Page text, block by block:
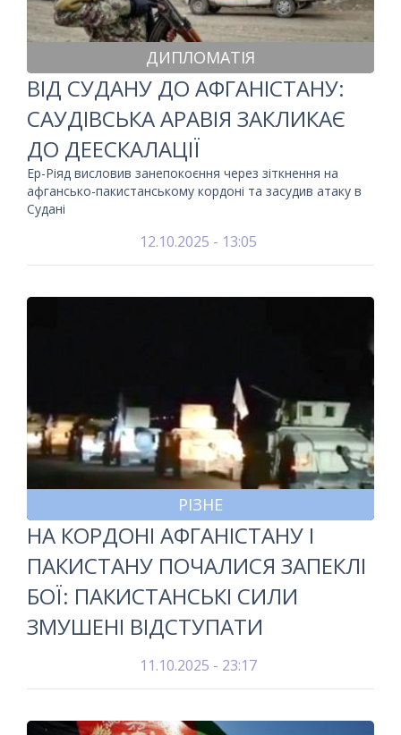
ДИПЛОМАТІЯ
ВІД СУДАНУ ДО АФГАНІСТАНУ:
САУДІВСЬКА АРАВІЯ ЗАКЛИКАЄ
ДО ДЕЕСКАЛАЦІЇ
Ер-Ріяд висловив занепокоєння через зіткнення на
афгансько-пакистанському кордоні та засудив атаку в
Судані
12.10.2025 - 13:05
РІЗНЕ
НА КОРДОНІ АФГАНІСТАНУ І
ПАКИСТАНУ ПОЧАЛИСЯ ЗАПЕКЛІ
БОЇ: ПАКИСТАНСЬКІ СИЛИ
ЗМУШЕНІ ВІДСТУПАТИ
11.10.2025 - 23:17